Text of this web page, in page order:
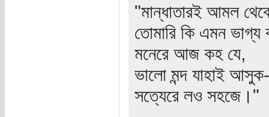
"মান্ধাতারই আমল
তোমারি কি এমন ভাগ্য
মনেরে আজ কহ যে,
ভালো মন্দ যাহাই আসুক-
সত্যেরে লও সহজে।"